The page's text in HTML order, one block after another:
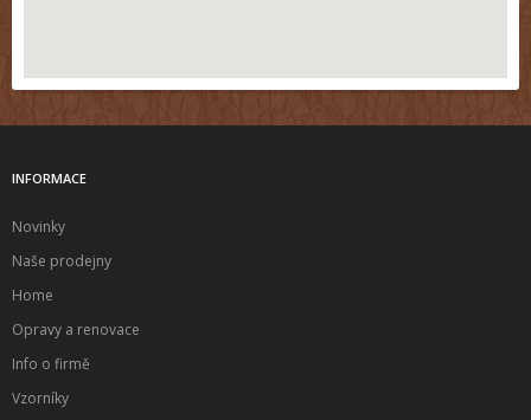
INFORMACE
Novinky
Naše prodejny
Home
Opravy a renovace
Info o firmě
Vzorníky